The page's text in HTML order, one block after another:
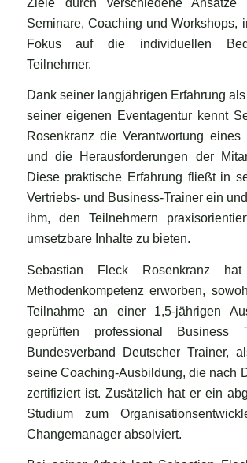
Seminare, Coaching und Workshops,
Fokus auf die individuellen
Teilnehmer.
Dank seiner langjährigen Erfahrung
seiner eigenen Eventagentur kennt
Rosenkranz die Verantwortung eines
und die Herausforderungen der
Diese praktische Erfahrung fließt in
Vertriebs- und Business-Trainer ein
ihm, den Teilnehmern
umsetzbare Inhalte zu bieten.
Sebastian Fleck Rosenkranz
Methodenkompetenz erworben,
Teilnahme an einer 1,5-jährigen
geprüften professional Business
Bundesverband Deutscher Trainer,
seine Coaching-Ausbildung, die nach
zertifiziert ist. Zusätzlich hat er ein
Studium zum
Changemanager absolviert.